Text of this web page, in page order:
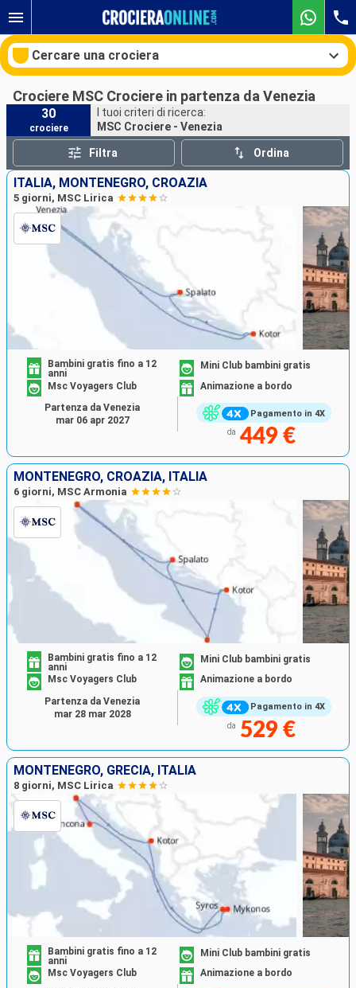
Cercare una crociera
Le nostre destinazioni
Mesi di partenza
Porti
Ricerca
Crociere MSC Crociere in partenza da Venezia
30
crociere
I tuoi criteri di ricerca:
MSC Crociere - Venezia
Filtra Ordina
ITALIA, MONTENEGRO, CROAZIA
5 giorni, MSC Lirica
Pagamento in 4X
Bambini gratis fino a 12
anni
Mini Club bambini gratis
Msc Voyagers Club
Animazione a bordo
da 449 €
Partenza da Venezia
mar 06 apr 2027
MONTENEGRO, CROAZIA, ITALIA
6 giorni, MSC Armonia
Pagamento in 4X
Bambini gratis fino a 12
anni
Mini Club bambini gratis
Msc Voyagers Club
Animazione a bordo
da 529 €
Partenza da Venezia
mar 28 mar 2028
MONTENEGRO, GRECIA, ITALIA
8 giorni, MSC Lirica
Bambini gratis fino a 12
anni
Mini Club bambini gratis
Msc Voyagers Club
Animazione a bordo